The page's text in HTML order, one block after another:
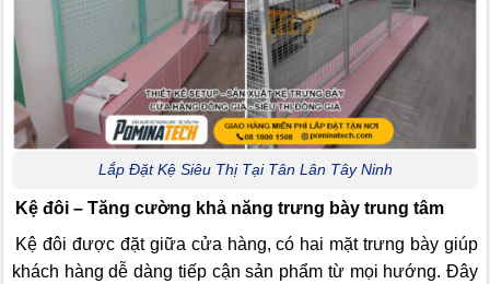
Lắp Đặt Kệ Siêu Thị Tại Tân Lân Tây Ninh
Kệ đôi – Tăng cường khả năng trưng bày trung tâm
Kệ đôi được đặt giữa cửa hàng, có hai mặt trưng bày giúp
khách hàng dễ dàng tiếp cận sản phẩm từ mọi hướng. Đây